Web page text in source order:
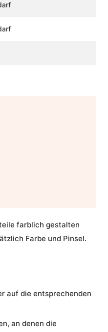
farblich gestalten
Farbe und Pinsel.
auf die entsprechenden
an denen die